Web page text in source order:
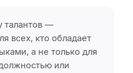
талантов —
всех, кто обладает
а не только для
или